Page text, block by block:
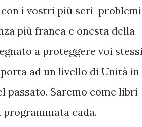
i vostri più seri
più franca e onesta della
a proteggere voi
ad un livello di Unità in
passato. Saremo come libri
cada.